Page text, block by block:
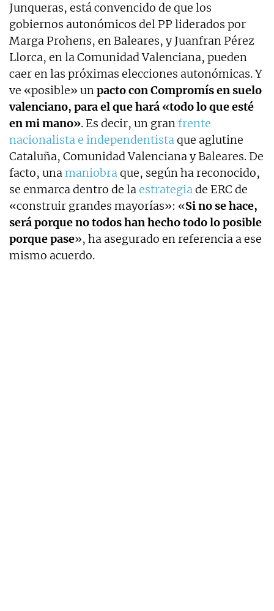
Junqueras, está convencido de que los
gobiernos autonómicos del PP liderados por
Marga Prohens, en Baleares, y Juanfran Pérez
Llorca, en la Comunidad Valenciana, pueden
caer en las próximas elecciones autonómicas. Y
ve «posible» unpacto con Compromís en suelo
valenciano, para el que hará «todo lo que esté
en mi mano». Es decir, un granfrente
nacionalista e independentistaque aglutine
Cataluña, Comunidad Valenciana y Baleares. De
facto, unamaniobraque, según ha reconocido,
se enmarca dentro de laestrategiade ERC de
«construir grandes mayorías»: «Si no se hace,
será porque no todos han hecho todo lo posible
porque pase», ha asegurado en referencia a ese
mismo acuerdo.